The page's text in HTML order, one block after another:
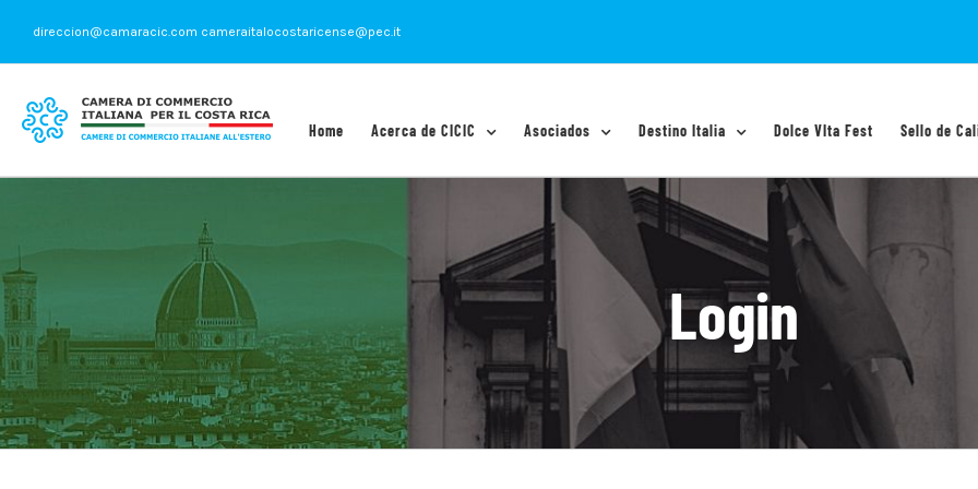
contenido
direccion@camaracic.com cameraitalocostaricense@pec.it
Home Acerca de CICIC Asociados Destino Italia Dolce VIta Fest Sello de
Login